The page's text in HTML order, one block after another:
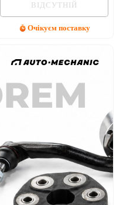
ВІДСУТНІЙ
Очікуєм поставку